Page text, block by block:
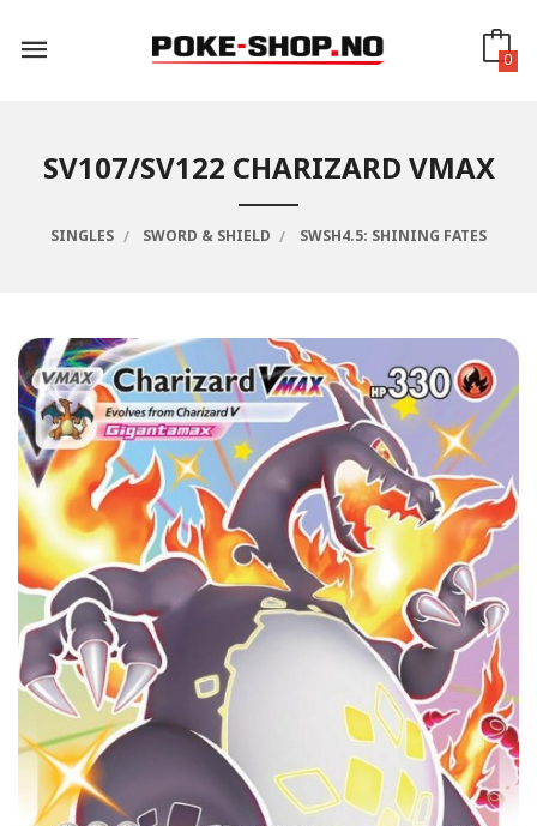
innholdet
0
SV107/SV122 CHARIZARD VMAX
SINGLES SWORD & SHIELD SWSH4.5: SHINING FATES